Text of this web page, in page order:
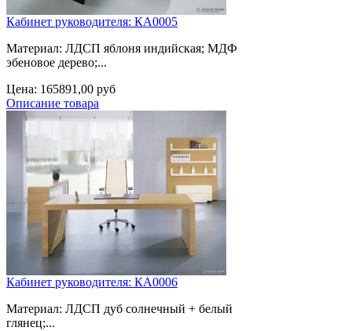
Кабинет руководителя: КА0005
Материал: ЛДСП яблоня индийская; МДФ
эбеновое дерево;...
Цена: 165891,00 руб
Описание товара
Кабинет руководителя: КА0006
Материал: ЛДСП дуб солнечный + белый
глянец;...